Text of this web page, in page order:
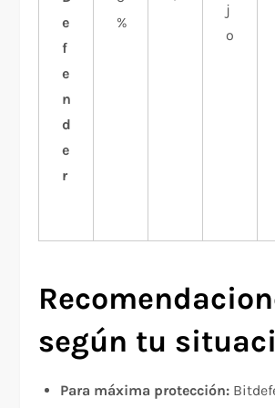
e
f
e
n
d
e
r
%
j
o
según tu
Para máxima protección: